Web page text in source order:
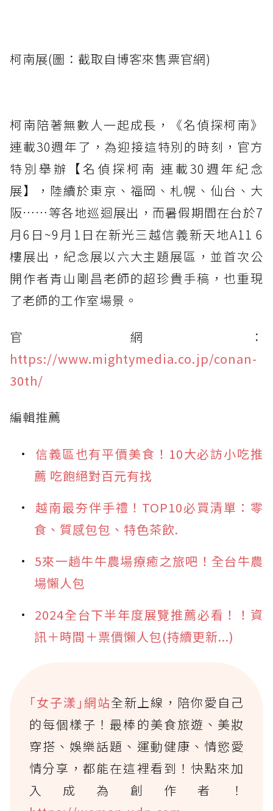
柯南展(圖：截取自博客來售票官網)
柯南陪著無數人一起成長，《名偵探柯南》
連載30週年了，為迎接這特別的時刻，官方
特別舉辦【名偵探柯南 連載30週年紀念
展】，陸續於東京、福岡、札幌、仙台、大
阪……等各地巡迴展出，而暑假期間在台於7
月6日~9月1日在新光三越信義新天地A11 6
樓展出，紀念展以六大主題展區，並首次公
開作者青山剛昌老師的超珍貴手稿，也重現
了老師的工作室場景。
官網：
https://www.mightymedia.co.jp/conan-
30th/
編輯推薦
信義區也有平價美食！10大必訪小吃推
薦 吃飽絕對百元有找
越南最夯伴手禮！TOP10必買清單：零
食、質感包包、特色茶飲.
5來一趟牛牛農場療癒之旅吧！全台牛農
場懶人包
2024全台下半年度展覽推薦必看！！資
訊＋時間＋票價懶人包(持續更新...)
｢女子漾｣網站全新上線，陪你愛自己
的每個樣子！最棒的美食旅遊、美妝
穿搭、娛樂話題、運動健康、情慾愛
情分享，都能在這裡看到！快點來加
入成為創作者！